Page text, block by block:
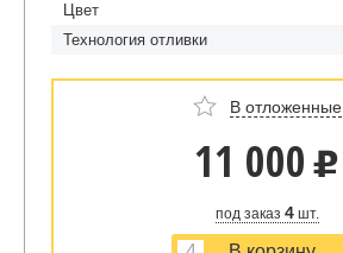
Цвет
Технология отливки
В отложенные
11 000 u
под заказ 4шт.